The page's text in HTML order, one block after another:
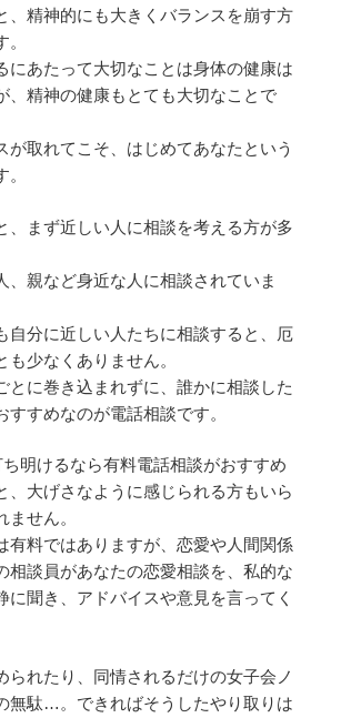
、精神的にも大きくバランスを崩す方
にあたって大切なことは身体の健康は
、精神の健康もとても大切なことで
が取れてこそ、はじめてあなたという
、まず近しい人に相談を考える方が多
、親など身近な人に相談されていま
自分に近しい人たちに相談すると、厄
少なくありません。
とに巻き込まれずに、誰かに相談した
すめなのが電話相談です。
明けるなら有料電話相談がおすすめ
、大げさなように感じられる方もいら
ません。
有料ではありますが、恋愛や人間関係
相談員があなたの恋愛相談を、私的な
に聞き、アドバイスや意見を言ってく
られたり、同情されるだけの女子会ノ
無駄…。できればそうしたやり取りは